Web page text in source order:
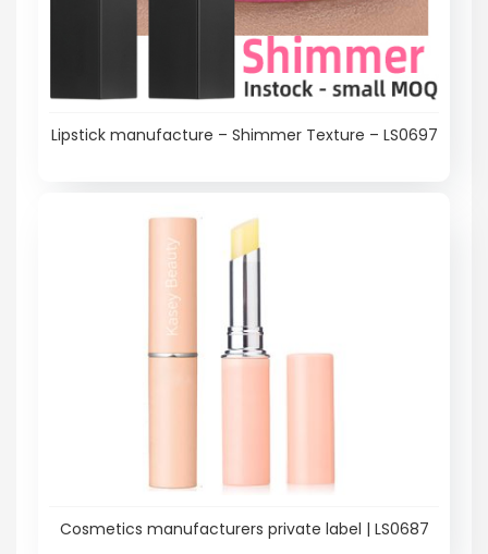
Lipstick manufacture – Shimmer Texture – LS0697
Cosmetics manufacturers private label | LS0687